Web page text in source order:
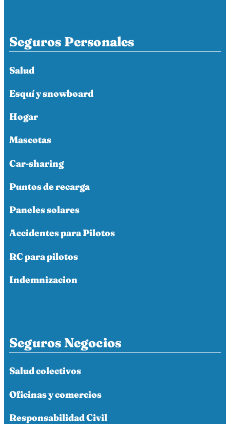
Seguros Personales
Salud
Esquí y snowboard
Hogar
Mascotas
Car-sharing
Puntos de recarga
Paneles solares
Accidentes para Pilotos
RC para pilotos
Indemnizacion
Seguros Negocios
Salud colectivos
Oficinas y comercios
Responsabilidad Civil